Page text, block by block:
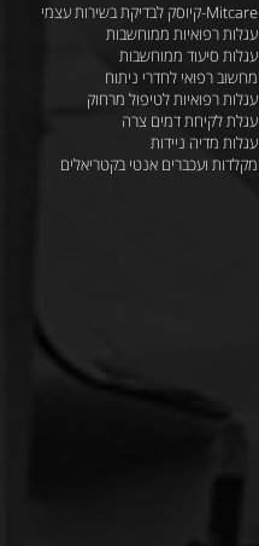
Mitcare-קיוסק לבדיקת בשירות עצמי
עגלות רפואיות ממוחשבות
עגלות סיעוד ממוחשבות
מחשוב רפואי לחדרי ניתוח
עגלות רפואיות לטיפול מרחוק
עגלת לקיחת דמים צרה
עגלות מדיה ניידות
מקלדות ועכברים אנטי בקטריאלים